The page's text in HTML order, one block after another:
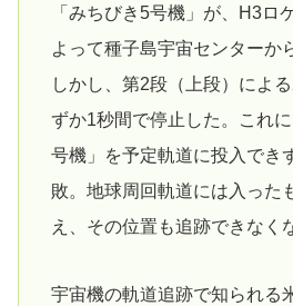
「みちびき5号機」が、H3ロ
よって種子島宇宙センターか
しかし、第2段（上段）によ
ずか1秒間で停止した。これ
号機」を予定軌道に投入でき
敗。地球周回軌道には入った
え、その位置も追跡できなく
宇宙機の軌道追跡で知られる